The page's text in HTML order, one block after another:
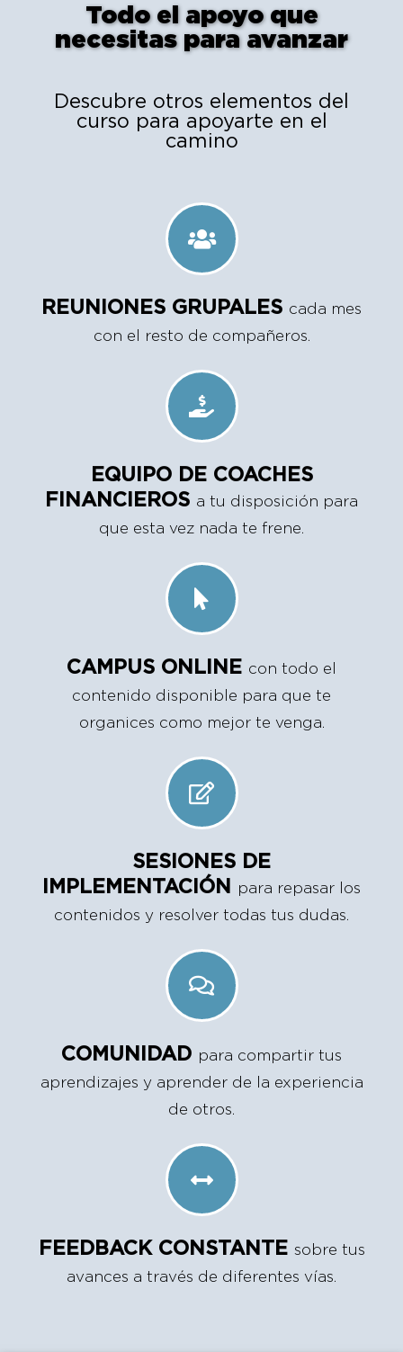
Todo el apoyo que
necesitas para avanzar
Descubre otros elementos del
curso para apoyarte en el
camino
REUNIONES GRUPALES cada mes
con el resto de compañeros.
EQUIPO DE COACHES
FINANCIEROS a tu disposición para
que esta vez nada te frene.
CAMPUS ONLINE con todo el
contenido disponible para que te
organices como mejor te venga.
SESIONES DE
IMPLEMENTACIÓN
para repasar los
contenidos y resolver todas tus dudas.
COMUNIDAD para compartir tus
aprendizajes y aprender de la experiencia
de otros.
FEEDBACK CONSTANTE sobre tus
avances a través de diferentes vías.